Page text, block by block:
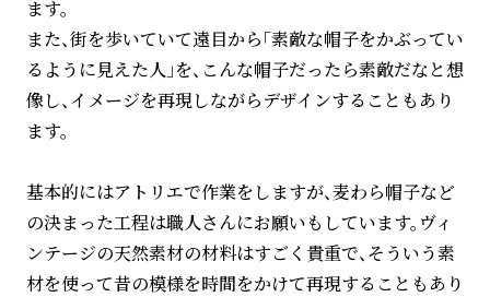
ます。
また、街を歩いていて遠目から「素敵な帽子をかぶってい
るように見えた人」を、こんな帽子だったら素敵だなと想
像し、イメージを再現しながらデザインすることもあり
ます。
基本的にはアトリエで作業をしますが、麦わら帽子など
の決まった工程は職人さんにお願いもしています。ヴィ
ンテージの天然素材の材料はすごく貴重で、そういう素
材を使って昔の模様を時間をかけて再現することもあり